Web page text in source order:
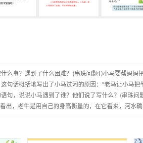
么事？遇到了什么困难？(串珠问题1)小马要帮妈妈
句话概括地写出了小马过河的原因：“老马让小马
句，说说小马遇到了谁？他们说了写什么？(串珠问
出，老牛是用自己的身高衡量的，在它看来，河水确